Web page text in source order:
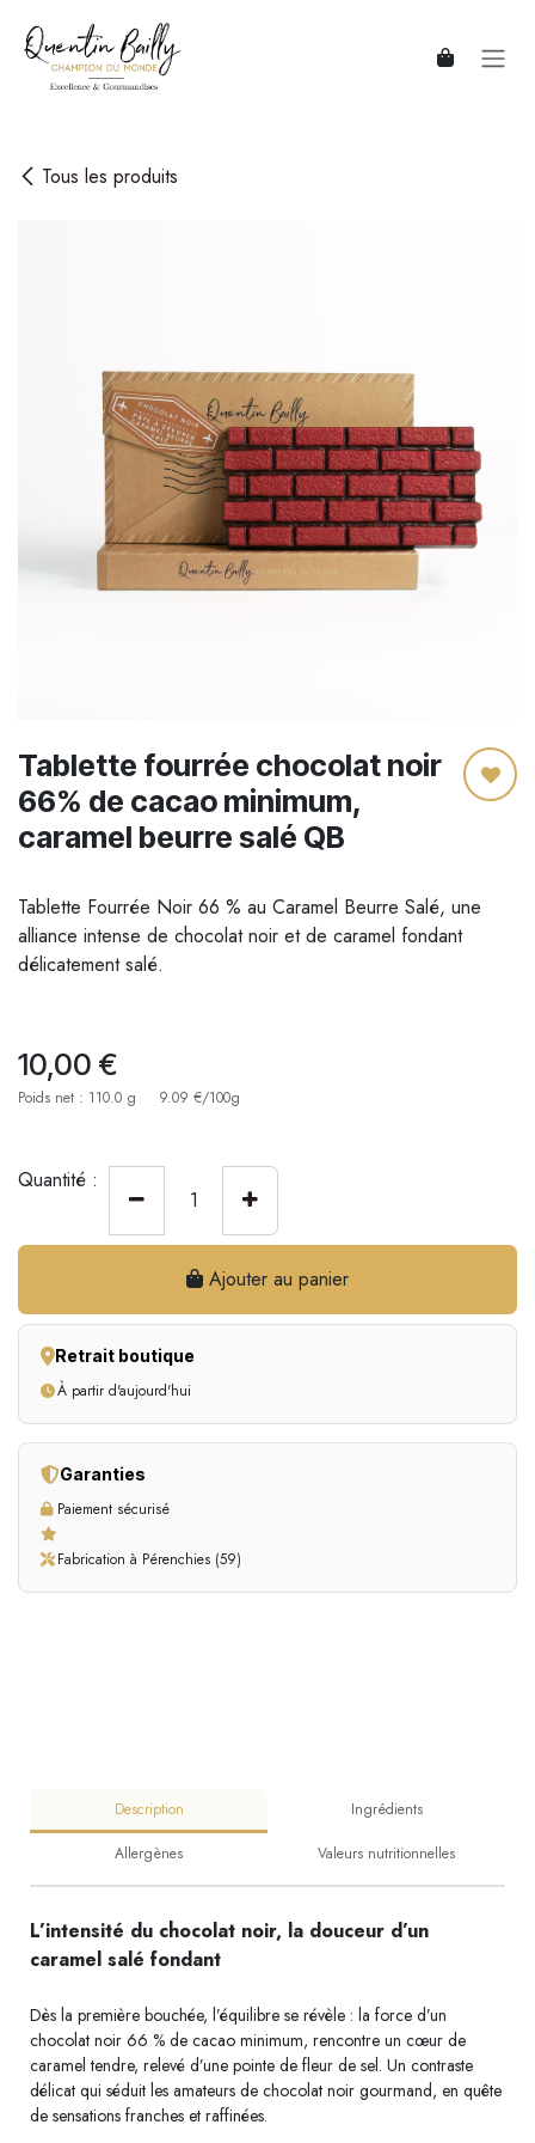
Tous les produits
Tablette fourrée chocolat noir
66% de cacao minimum,
caramel beurre salé QB
Tablette Fourrée Noir 66 % au Caramel Beurre Salé, une
alliance intense de chocolat noir et de caramel fondant
délicatement salé.
10,00 €
Poids net : 110.0 g 9.09 €/100g
Quantité :
Ajouter au panier
Retrait boutique
À partir d'aujourd'hui
Garanties
Paiement sécurisé
Fabrication à Pérenchies (59)
Description Ingrédients
Allergènes Valeurs nutritionnelles
L’intensité du chocolat noir, la douceur d’un
caramel salé fondant
Dès la première bouchée, l’équilibre se révèle : la force d’un
chocolat noir 66 % de cacao minimum, rencontre un cœur de
caramel tendre, relevé d’une pointe de fleur de sel. Un contraste
délicat qui séduit les amateurs de chocolat noir gourmand, en quête
de sensations franches et raffinées.